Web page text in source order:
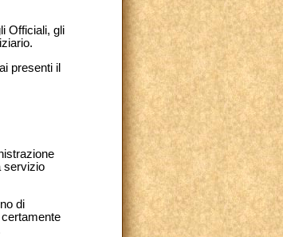
Officiali, gli
presenti il
servizio
di